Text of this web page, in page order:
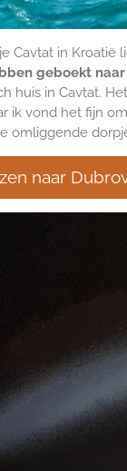
Cavtat in Kroatië
geboekt
huis in Cavtat.
ik vond het fijn
omliggende
naar